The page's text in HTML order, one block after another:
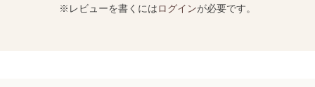
※レビューを書くにはログインが必要です。